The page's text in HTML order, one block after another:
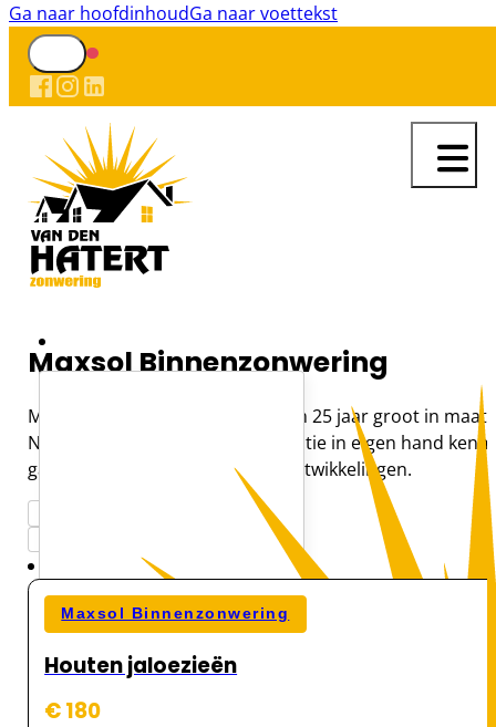
Ga naar hoofdinhoudGa naar voettekst
Maxsol Binnenzonwering
Maxsol Raamdecoraties is al ruim 25 jaar groot in
Nederland & België. Door productie in eigen hand
gaan met de laatste trends en ontwikkelingen.
Maxsol Binnenzonwering
Houten jaloezieën
€ 180